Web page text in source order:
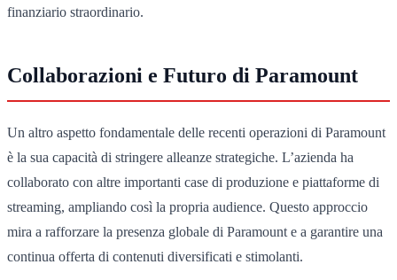
finanziario straordinario.
Collaborazioni e Futuro di Paramount
Un altro aspetto fondamentale delle recenti operazioni di Paramount
è la sua capacità di stringere alleanze strategiche. L’azienda ha
collaborato con altre importanti case di produzione e piattaforme di
streaming, ampliando così la propria audience. Questo approccio
mira a rafforzare la presenza globale di Paramount e a garantire una
continua offerta di contenuti diversificati e stimolanti.